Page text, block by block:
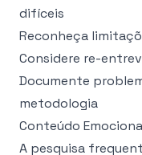
difíceis
Reconheça
Considere re-
Documente
metodologia
Conteúdo
A pesquisa